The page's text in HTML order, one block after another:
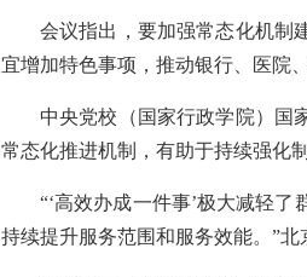
会议指出，要加强常态化机制
宜增加特色事项，推动银行、医院
中央党校（国家行政学院）国
常态化推进机制，有助于持续强化
“‘高效办成一件事’极大减轻
持续提升服务范围和服务效能。”北